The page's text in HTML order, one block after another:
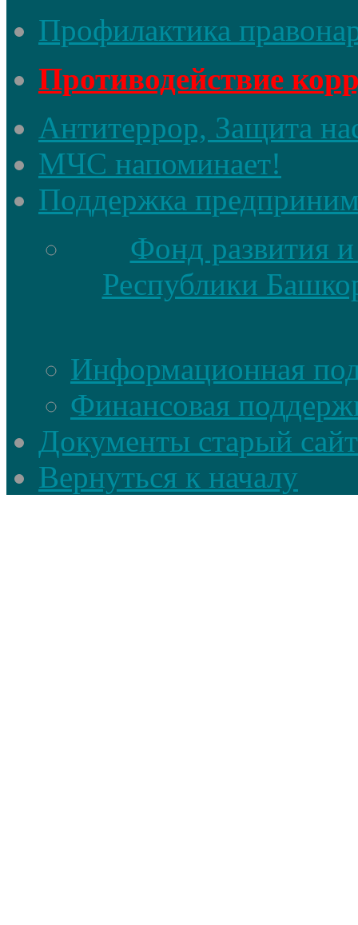
Профилактика
Противодействие
Антитеррор, Защита
МЧС напоминает!
Поддержка
Фонд развития
Республики
Информационная
Финансовая
Документы старый сайт
Вернуться к началу